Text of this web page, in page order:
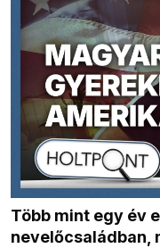
Több mint egy év
nevelőcsaládban,